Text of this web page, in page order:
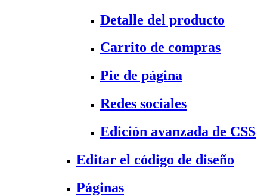
Detalle del producto
Carrito de compras
Pie de página
Redes sociales
Edición avanzada de CSS
Editar el código de diseño
Páginas